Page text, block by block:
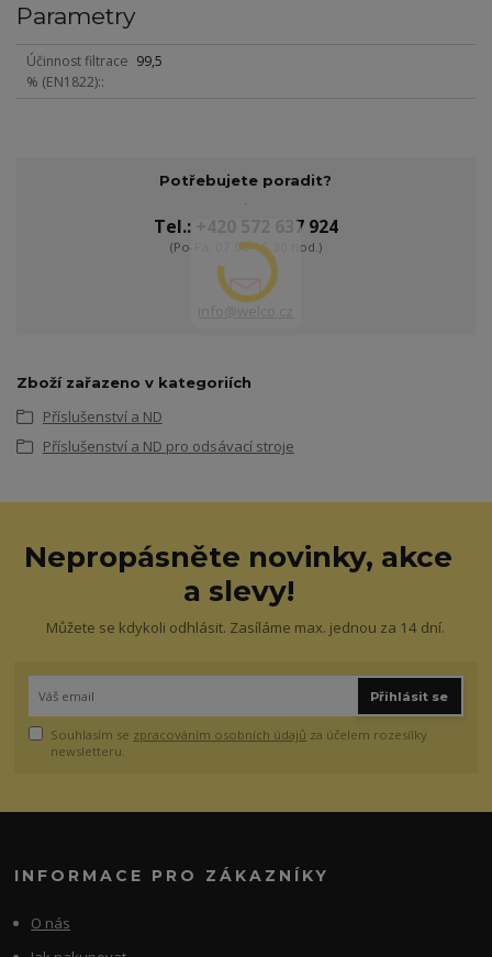
Parametry
Účinnost filtrace
% (EN1822):
99,5
Potřebujete poradit?
Tel.: +420 572 637 924
(Po-Pá, 07:00-15:30 hod.)
Zboží zařazeno v kategoriích
Příslušenství a ND
Příslušenství a ND pro odsávací stroje
Nepropásněte novinky, akce
a slevy!
Můžete se kdykoli odhlásit. Zasíláme max. jednou za 14 dní.
Přihlásit se
Souhlasím se zpracováním osobních údajů za účelem rozesílky
newsletteru.
INFORMACE PRO ZÁKAZNÍKY
O nás